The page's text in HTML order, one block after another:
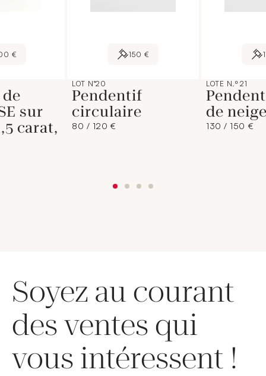
€
sur
carat,
150 €
LOT N°20
Pendentif
circulaire
80 / 120 €
LOTE N.º 21
de
130 / 150 €
Soyez au courant
des ventes qui
vous intéressent !